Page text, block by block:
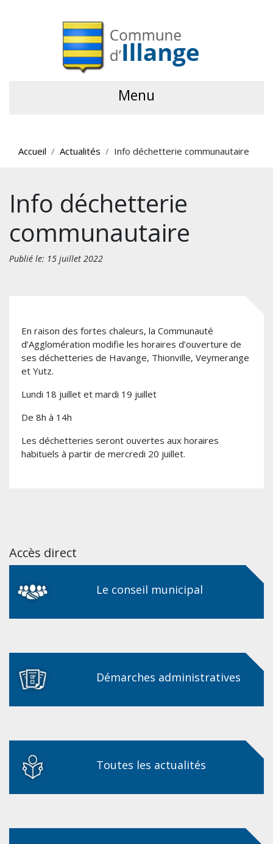
Menu
Accueil Actualités Info déchetterie communautaire
Info déchetterie
communautaire
Publié le: 15 juillet 2022
En raison des fortes chaleurs, la Communauté
d’Agglomération modifie les horaires d’ouverture de
ses déchetteries de Havange, Thionville, Veymerange
et Yutz.
Lundi 18 juillet et mardi 19 juillet
De 8h à 14h
Les déchetteries seront ouvertes aux horaires
habituels à partir de mercredi 20 juillet.
Accès direct
Le conseil municipal
Démarches administratives
Toutes les actualités